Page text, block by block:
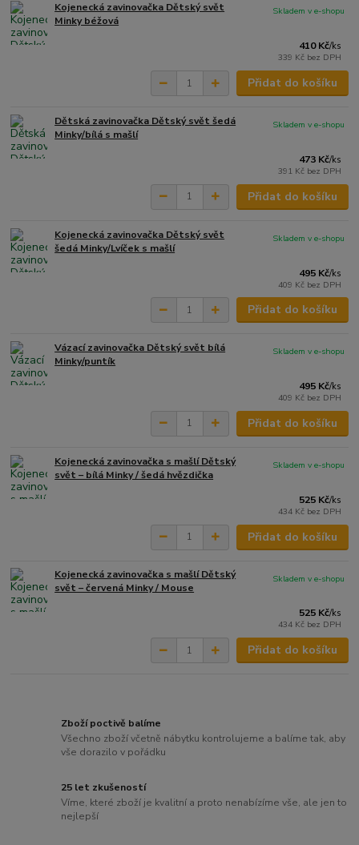
Kojenecká zavinovačka Dětský svět
Minky béžová
410 Kč/ks
339 Kč bez DPH
Skladem v e-shopu
Přidat do košíku
Dětská zavinovačka Dětský svět šedá
Minky/bílá s mašlí
473 Kč/ks
391 Kč bez DPH
Skladem v e-shopu
Přidat do košíku
Kojenecká zavinovačka Dětský svět
šedá Minky/Lvíček s mašlí
495 Kč/ks
409 Kč bez DPH
Skladem v e-shopu
Přidat do košíku
Vázací zavinovačka Dětský svět bílá
Minky/puntík
495 Kč/ks
409 Kč bez DPH
Skladem v e-shopu
Přidat do košíku
Kojenecká zavinovačka s mašlí Dětský
svět – bílá Minky / šedá hvězdička
525 Kč/ks
434 Kč bez DPH
Skladem v e-shopu
Přidat do košíku
Kojenecká zavinovačka s mašlí Dětský
svět – červená Minky / Mouse
525 Kč/ks
434 Kč bez DPH
Skladem v e-shopu
Přidat do košíku
Zboží poctivě balíme
Všechno zboží včetně nábytku kontrolujeme a balíme tak, aby
vše dorazilo v pořádku
25 let zkušeností
Víme, které zboží je kvalitní a proto nenabízíme vše, ale jen to
nejlepší